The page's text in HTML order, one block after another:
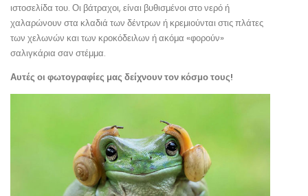
ιστοσελίδα του. Οι βάτραχοι, είναι βυθισμένοι στο νερό ή
χαλαρώνουν στα κλαδιά των δέντρων ή κρεμιούνται στις πλάτες
των χελωνών και των κροκόδειλων ή ακόμα «φορούν»
σαλιγκάρια σαν στέμμα.
Αυτές οι φωτογραφίες μας δείχνουν τον κόσμο τους!